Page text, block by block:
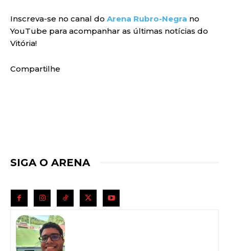
Inscreva-se no canal do Arena Rubro-Negra no
YouTube para acompanhar as últimas notícias do
Vitória!
Compartilhe
SIGA O ARENA